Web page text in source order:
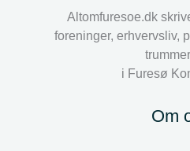
Altomfuresoe.dk
foreninger, erhvervsliv,
i Furesø
Om